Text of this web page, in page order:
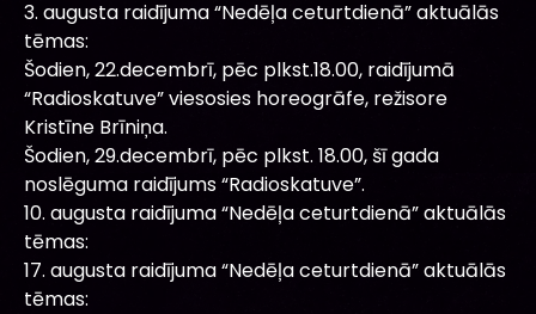
3. augusta raidījuma “Nedēļa ceturtdienā” aktuālās
tēmas:
Šodien, 22.decembrī, pēc plkst.18.00, raidījumā
“Radioskatuve” viesosies horeogrāfe, režisore
Kristīne Brīniņa.
Šodien, 29.decembrī, pēc plkst. 18.00, šī gada
noslēguma raidījums “Radioskatuve”.
10. augusta raidījuma “Nedēļa ceturtdienā” aktuālās
tēmas:
17. augusta raidījuma “Nedēļa ceturtdienā” aktuālās
tēmas: